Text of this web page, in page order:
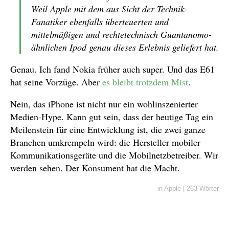
Weil Apple mit dem aus Sicht der Technik-
Fanatiker ebenfalls überteuerten und
mittelmäßigen und rechtetechnisch Guantanomo-
ähnlichen Ipod genau dieses Erlebnis geliefert hat.
Genau. Ich fand Nokia früher auch super. Und das E61
hat seine Vorzüge. Aber es bleibt trotzdem Mist.
Nein, das iPhone ist nicht nur ein wohlinszenierter
Medien-Hype. Kann gut sein, dass der heutige Tag ein
Meilenstein für eine Entwicklung ist, die zwei ganze
Branchen umkrempeln wird: die Hersteller mobiler
Kommunikationsgeräte und die Mobilnetzbetreiber. Wir
werden sehen. Der Konsument hat die Macht.
in Apple | 263 Wörter